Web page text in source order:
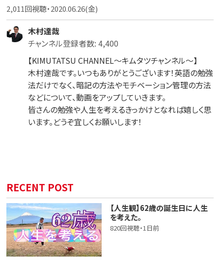
2,011回視聴・2020.06.26(金)
木村達哉
チャンネル登録者数: 4,400
【KIMUTATSU CHANNEL～キムタツチャンネル～】
木村達哉です。いつもありがとうございます！英語の勉強
法だけでなく、暗記の方法やモチベーション管理の方法
などについて、動画をアップしていきます。
皆さんの勉強や人生を考えるきっかけとなれば嬉しく思
います。どうぞ宜しくお願いします！
RECENT POST
【人生観】62歳の誕生日に人生
を考えた。
820回視聴・1日前